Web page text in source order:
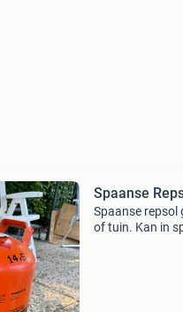
Spaanse
Spaanse repsol
of tuin. Kan in